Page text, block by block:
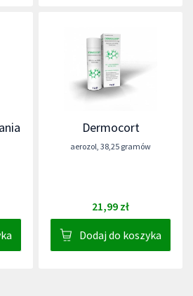
Dermocort
aerozol, 38,25 gramów
21,99 zł
Dodaj do koszyka